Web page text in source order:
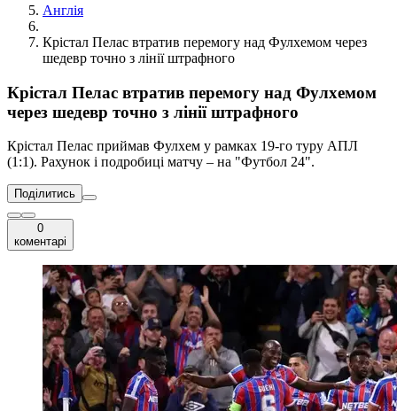
Англія
Крістал Пелас втратив перемогу над Фулхемом через
шедевр точно з лінії штрафного
Крістал Пелас втратив перемогу над Фулхемом
через шедевр точно з лінії штрафного
Крістал Пелас приймав Фулхем у рамках 19-го туру АПЛ
(1:1). Рахунок і подробиці матчу – на "Футбол 24".
Поділитись
0
коментарі